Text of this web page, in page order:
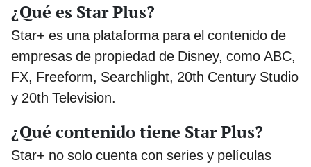
¿Qué es Star Plus?
Star+ es una plataforma para el contenido de
empresas de propiedad de Disney, como ABC,
FX, Freeform, Searchlight, 20th Century Studio
y 20th Television.
¿Qué contenido tiene Star Plus?
Star+ no solo cuenta con series y películas